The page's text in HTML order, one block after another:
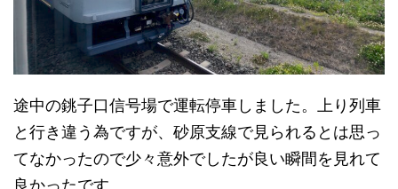
途中の銚子口信号場で運転停車しました。上り列車
と行き違う為ですが、砂原支線で見られるとは思っ
てなかったので少々意外でしたが良い瞬間を見れて